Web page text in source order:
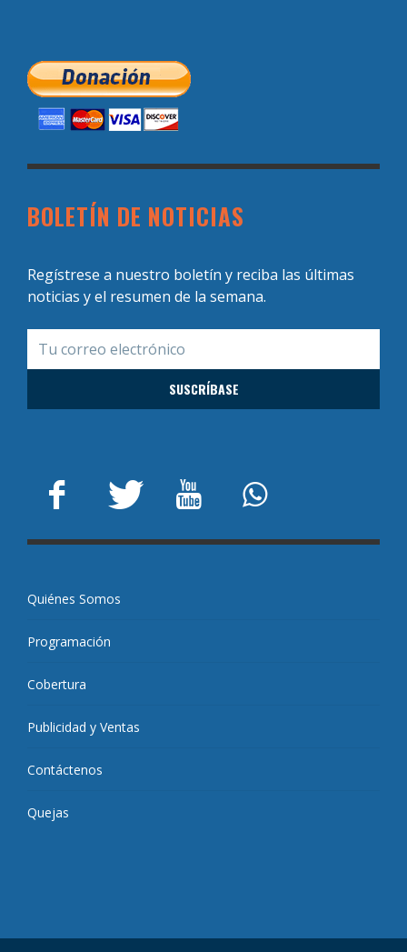
BOLETÍN DE NOTICIAS
Regístrese a nuestro boletín y reciba las últimas
noticias y el resumen de la semana.
Quiénes Somos
Programación
Cobertura
Publicidad y Ventas
Contáctenos
Quejas